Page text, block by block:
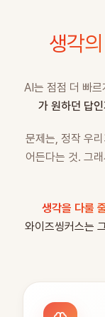
생각
AI는 점점 더 빠
가 원하던 답인
문제는, 정작 우
어든다는 것. 그
생각을 다룰
와이즈씽커스는